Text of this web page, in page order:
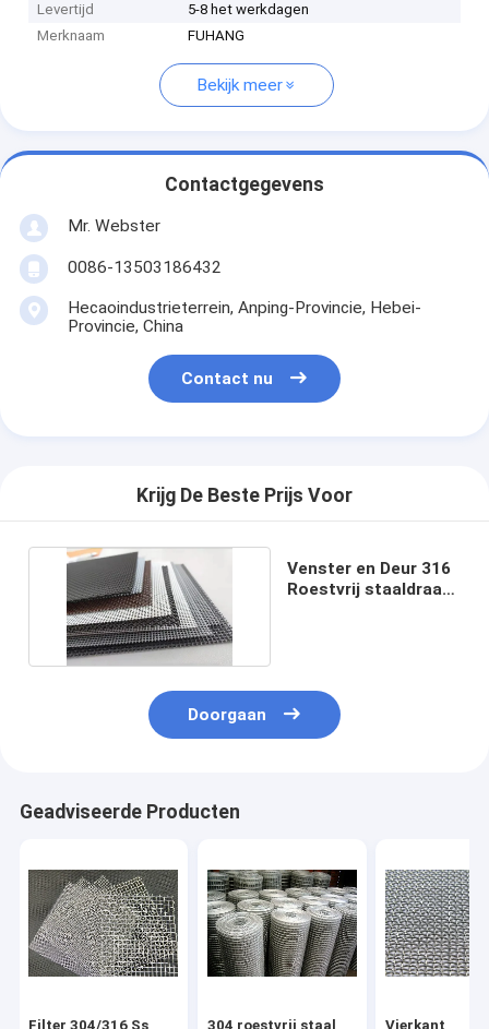
Levertijd
5-8 het werkdagen
Merknaam
FUHANG
Bekijk meer
Contactgegevens
Mr. Webster
0086-13503186432
Hecaoindustrieterrein, Anping-Provincie, Hebei-
Provincie, China
Contact nu
Krijg De Beste Prijs Voor
Venster en Deur 316
Roestvrij staaldraad
Doorgaan
Geadviseerde Producten
Filter 304/316 Ss 304 roestvrij staal Vierkant